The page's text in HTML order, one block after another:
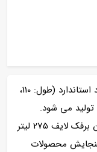
در ابعاد استاندارد (طول: 110،
و تولید می شود.
گنجایش در نظر گرفته شده برای فریزر بدون برفک لایف 275 لیتر
محصولات